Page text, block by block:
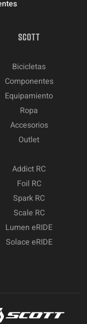
SCOTT
Bicicletas
Componentes
Equipamiento
Ropa
Accesorios
Outlet
Addict RC
Foil RC
Spark RC
Scale RC
Lumen eRIDE
Solace eRIDE